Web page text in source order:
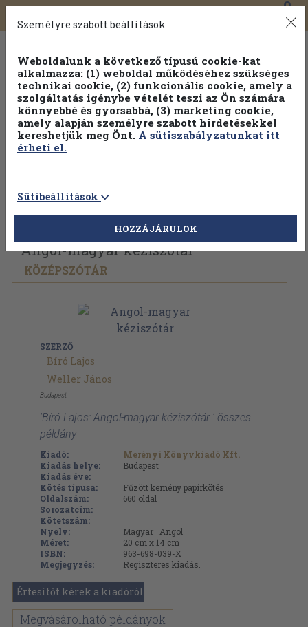
Toggle
navigation
0
Vissza az előző oldalra Válasszon példányt
Angol-magyar kéziszótár
KÖZÉPSZÓTÁR
SZERZŐ
Bíró Lajos
Weller János
Budapest
'Bíró Lajos: Angol-magyar kéziszótár ' összes
példány
Kiadó:
Merényi Könyvkiadó Kft.
Kiadás helye:
Budapest
Kiadás éve:
Kötés típusa:
Fűzött kemény papírkötés
Oldalszám:
660 oldal
Sorozatcím:
Kötetszám:
Nyelv:
Magyar
Angol
Méret:
20 cm x 14 cm
ISBN:
963-698-039-X
Megjegyzés:
Regiszteres kiadás.
Értesítőt kérek a kiadóról
Megvásárolható példányok
Személyre szabott beállítások
Weboldalunk a következő típusú cookie-kat
alkalmazza: (1) weboldal működéséhez szükséges
technikai cookie, (2) funkcionális cookie, amely a
szolgáltatás igénybe vételét teszi az Ön számára
könnyebbé és gyorsabbá, (3) marketing cookie,
amely alapján személyre szabott hirdetésekkel
kereshetjük meg Önt. A sütiszabályzatunkat itt
érheti el.
Sütibeállítások
HOZZÁJÁRULOK